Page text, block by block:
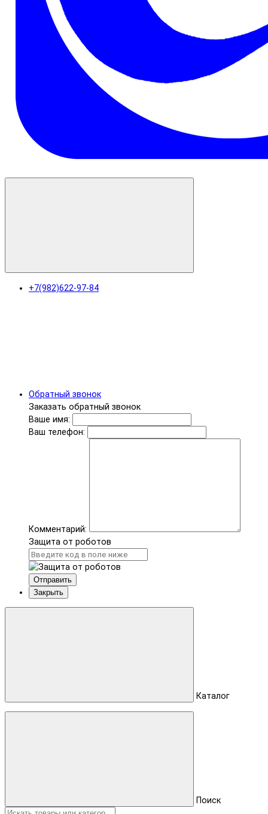
+7(982)622-97-84
Обратный звонок
Заказать обратный звонок
Ваше имя:
Ваш телефон:
Комментарий:
Защита от роботов
Отправить
Закрыть
Каталог
Поиск